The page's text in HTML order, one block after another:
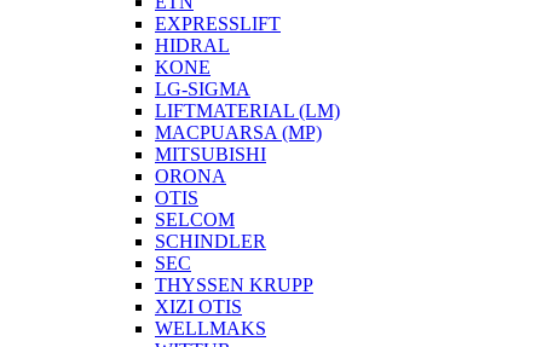
EXPRESSLIFT
HIDRAL
KONE
LG-SIGMA
LIFTMATERIAL (LM)
MACPUARSA (MP)
MITSUBISHI
ORONA
OTIS
SELCOM
SCHINDLER
SEC
THYSSEN KRUPP
XIZI OTIS
WELLMAKS